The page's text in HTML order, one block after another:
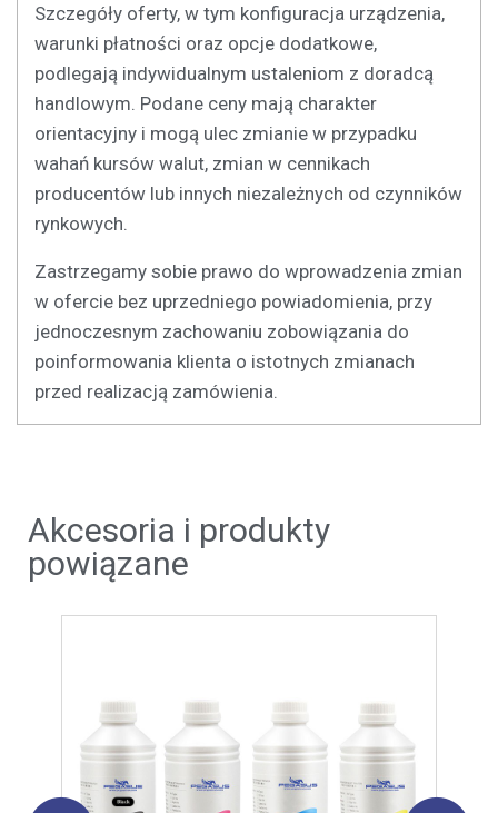
Szczegóły oferty, w tym konfiguracja urządzenia,
warunki płatności oraz opcje dodatkowe,
podlegają indywidualnym ustaleniom z doradcą
handlowym. Podane ceny mają charakter
orientacyjny i mogą ulec zmianie w przypadku
wahań kursów walut, zmian w cennikach
producentów lub innych niezależnych od czynników
rynkowych.
Zastrzegamy sobie prawo do wprowadzenia zmian
w ofercie bez uprzedniego powiadomienia, przy
jednoczesnym zachowaniu zobowiązania do
poinformowania klienta o istotnych zmianach
przed realizacją zamówienia.
Akcesoria i produkty
powiązane